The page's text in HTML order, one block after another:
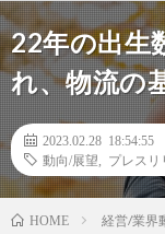
22年の出生
れ、物流の
2023.02.28 18:54:55
動向/展望
プレスリ
HOME 経営/業界